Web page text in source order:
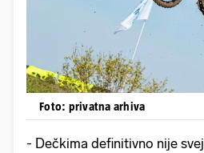
Foto: privatna arhiva
- Dečkima definitivno nije